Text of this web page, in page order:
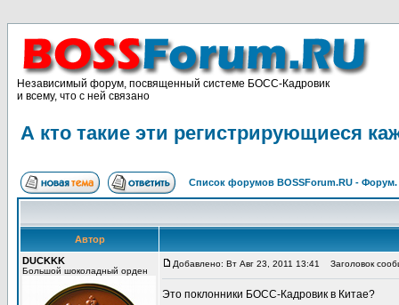
Независимый форум, посвященный системе БОСС-Кадровик
и всему, что с ней связано
А кто такие эти регистрирующиеся
Список форумов BOSSForum.RU -
Автор
DUCKKK
Большой шоколадный орден
Добавлено: Вт Авг 23, 2011 13:41 Заголовок
Это поклонники БОСС-Кадровик в Китае?